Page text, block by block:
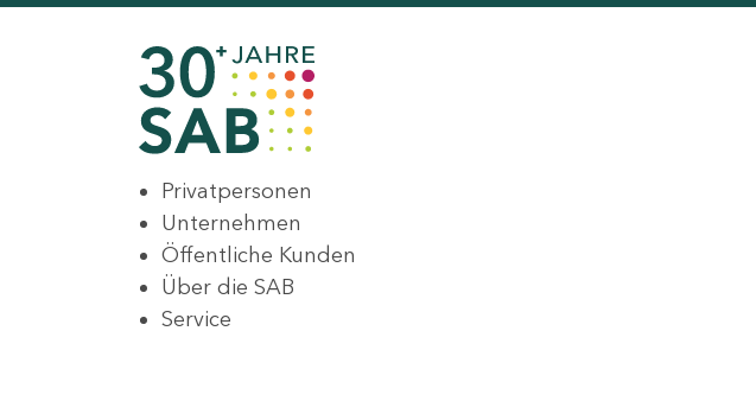
Privatpersonen
Unternehmen
Öffentliche Kunden
Über die SAB
Service